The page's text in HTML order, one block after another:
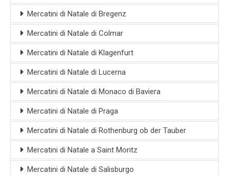
Mercatini di Natale di Bregenz
Mercatini di Natale di Colmar
Mercatini di Natale di Klagenfurt
Mercatini di Natale di Lucerna
Mercatini di Natale di Monaco di Baviera
Mercatini di Natale di Praga
Mercatini di Natale di Rothenburg ob der Tauber
Mercatini di Natale a Saint Moritz
Mercatini di Natale di Salisburgo